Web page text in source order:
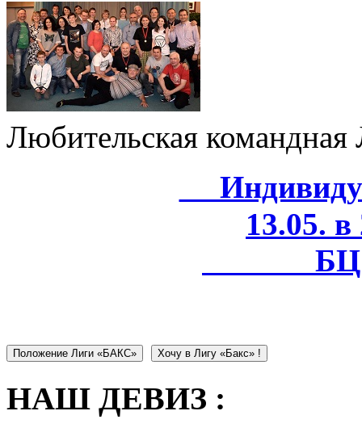
Любительская
13.05.
БЦ
Положение Лиги «БАКС» Хочу в Лигу «Бакс» !
НАШ ДЕВИЗ :